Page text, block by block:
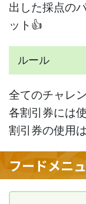
出した採点の
ット👍
ルール
全てのチャレ
各割引券には
割引券の使用
フードメニ